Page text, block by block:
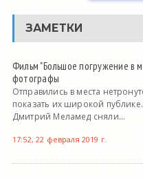
ЗАМЕТКИ
Фильм "Большое погружение в
фотографы
Отправились в места
показать их широкой
Дмитрий Меламед сняли...
17:52, 22 февраля 2019 г.